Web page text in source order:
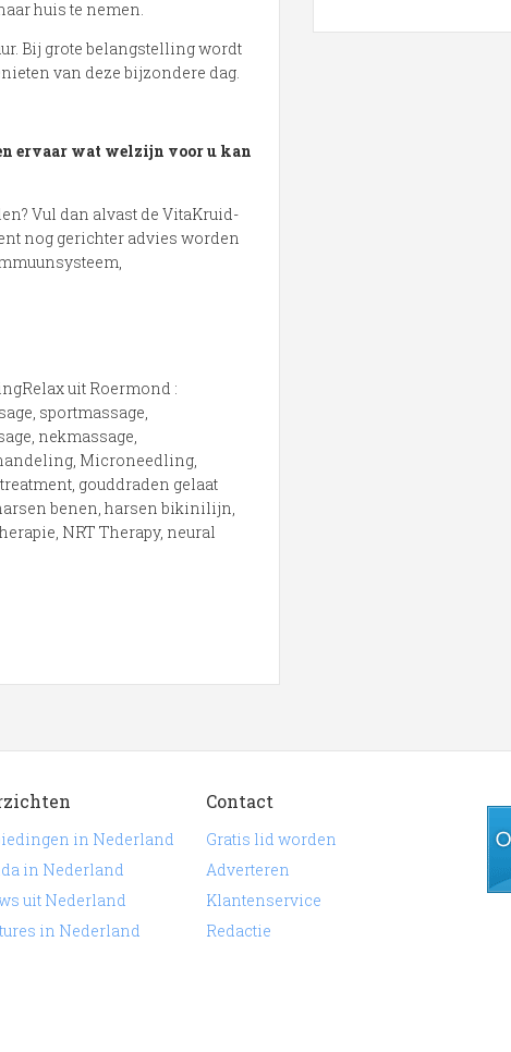
huis te nemen.
Bij grote belangstelling wordt
van deze bijzondere dag.
ervaar wat welzijn voor u kan
Vul dan alvast de VitaKruid-
nog gerichter advies worden
uit Roermond :
sportmassage,
nekmassage,
Microneedling,
gouddraden gelaat
benen, harsen bikinilijn,
NRT Therapy, neural
in Nederland
in Nederland
uit Nederland
in Nederland
Contact
Gratis lid worden
Adverteren
Klantenservice
Redactie